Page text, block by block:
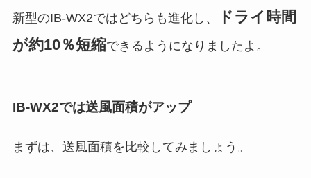
新型のIB-WX2ではどちらも進化し、
ドライ時間
が約10％短縮できるようになりましたよ。
IB-WX2では送風面積がアップ
まずは、送風面積を比較してみましょう。